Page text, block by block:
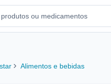
Alimentos e bebidas